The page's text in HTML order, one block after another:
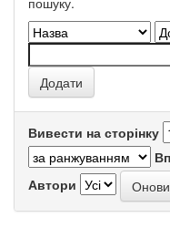
Вивести на сторінку
Автори